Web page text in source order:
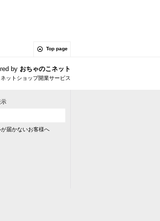
Top page
by おちゃのこネット
ットショップ開業サービス
示
届かないお客様へ